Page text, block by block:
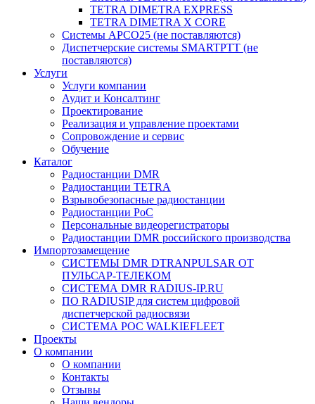
TETRA DIMETRA EXPRESS
TETRA DIMETRA X CORE
Системы APCO25 (не поставляются)
Диспетчерские системы SMARTPTT (не
поставляются)
Услуги
Услуги компании
Аудит и Консалтинг
Проектирование
Реализация и управление проектами
Сопровождение и сервис
Обучение
Каталог
Радиостанции DMR
Радиостанции TETRA
Взрывобезопасные радиостанции
Радиостанции PoC
Персональные видеорегистраторы
Радиостанции DMR российского производства
Импортозамещение
СИСТЕМЫ DMR DTRANPULSAR ОТ
ПУЛЬСАР-ТЕЛЕКОМ
СИСТЕМА DMR RADIUS-IP.RU
ПО RADIUSIP для систем цифровой
диспетчерской радиосвязи
CИСТЕМА POC WALKIEFLEET
Проекты
О компании
О компании
Контакты
Отзывы